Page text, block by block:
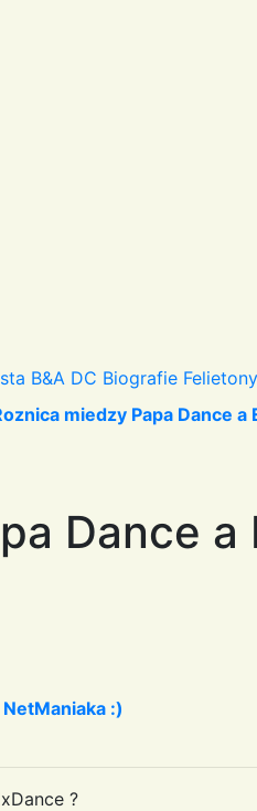
B&A DC Biografie Felietony
miedzy Papa Dance
Dance
:)
?